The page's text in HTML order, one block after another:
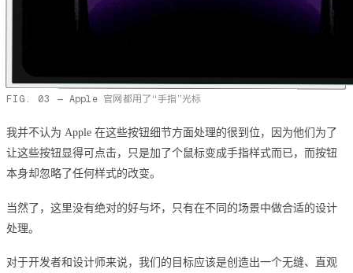
Apple 官网都用了“手指”光标
我并不认为 Apple 在这些按钮细节方面处理的很到位，因为他们为了
让这些按钮显得可点击，只是加了个鼠标变成手指样式而已，而按钮
本身却忽略了任何样式的改变。
当然了，这里没有绝对的好与坏，只有在不同的场景中做合适的设计
处理。
对于开发者和设计师来说，我们的目标应该是创造出一个无缝、直观